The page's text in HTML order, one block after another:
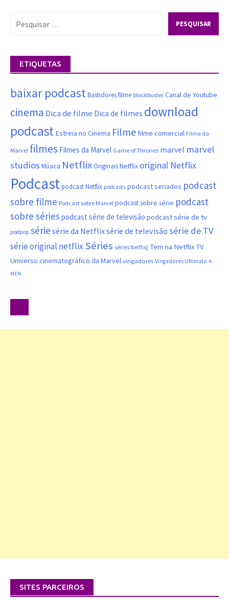
ETIQUETAS
baixar podcastBastidores filme blockbuster Canal de Youtube
cinema Dica de filme Dica de filmes download
podcast Estreia no Cinema Filmefilme comercial Filme da
Marvel filmes Filmes da Marvel Game of Thrones marvel marvel
studios Música NetflixOriginais Netflix original Netflix
Podcastpodcast Netflix podcasts podcast seriados podcast
sobre filme Podcast sobre Marvel podcast sobre série podcast
sobre séries podcast série de televisão podcast série de tv
podpop série série da Netflixsérie de televisão série de TV
série original netflix Séries séries Netflix[ Tem na Netflix TV
Universo cinematográfico da Marvel vingadores Vingadores Ultimato X-
MEN
SITES PARCEIROS